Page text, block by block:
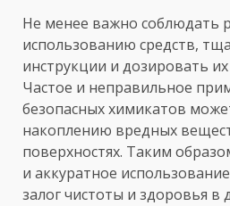
Не менее важно соблюдать
использованию средств,
инструкции и дозировать их
Частое и неправильное
безопасных химикатов
накоплению вредных
поверхностях. Таким
и аккуратное
залог чистоты и здоровья в